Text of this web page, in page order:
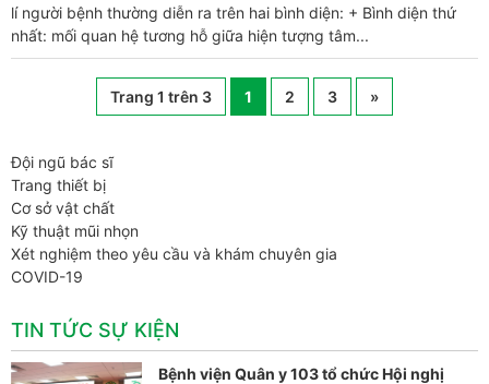
lí người bệnh thường diễn ra trên hai bình diện: + Bình diện thứ
nhất: mối quan hệ tương hỗ giữa hiện tượng tâm...
Trang 1 trên 3 1 2 3 »
Đội ngũ bác sĩ
Trang thiết bị
Cơ sở vật chất
Kỹ thuật mũi nhọn
Xét nghiệm theo yêu cầu và khám chuyên gia
COVID-19
TIN TỨC SỰ KIỆN
Bệnh viện Quân y 103 tổ chức Hội nghị